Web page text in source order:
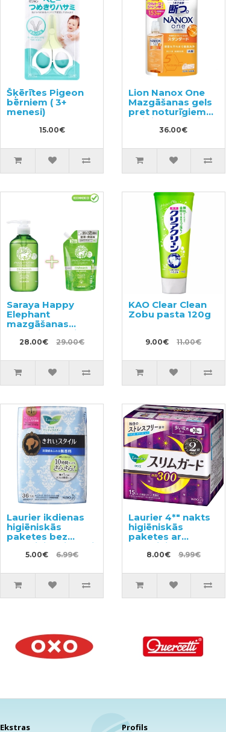
Šķērītes Pigeon
bērniem ( 3+
menesi)
15.00€
Lion Nanox One
Mazgāšanas gels
pret noturīgiem
traipiem, pildviela
36.00€
Saraya Happy
Elephant
mazgāšanas
līdzeklis traukiem,
dārzeņiem un
pildviela 500ml
28.00€ 29.00€
KAO Clear Clean
Zobu pasta 120g
9.00€ 11.00€
Laurier ikdienas
higiēniskās
paketes bez
spārniņiem jūtīgai
ādai 14cm 36gab
5.00€ 6.99€
Laurier 4*" nakts
higiēniskās
paketes ar
spārniņiem 30cm
15gab8.00€ 9.99€
Ekstras Profils